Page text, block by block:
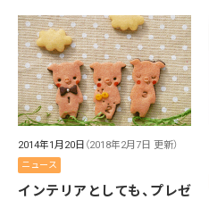
2014年1月20日 （2018年2月7日 更新）
ニュース
インテリアとしても、プレゼ